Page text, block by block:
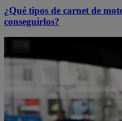
¿Qué tipos de carnet de
conseguirlos?